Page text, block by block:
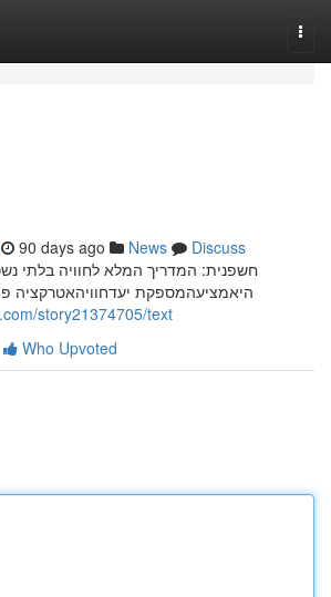
90 days ago News
Discuss
חשפנית: המדריך המלא לחוויה בלתי
היאמציעהמספקת יעדחוויהאטרקציה
story21374705/text
Who Upvoted